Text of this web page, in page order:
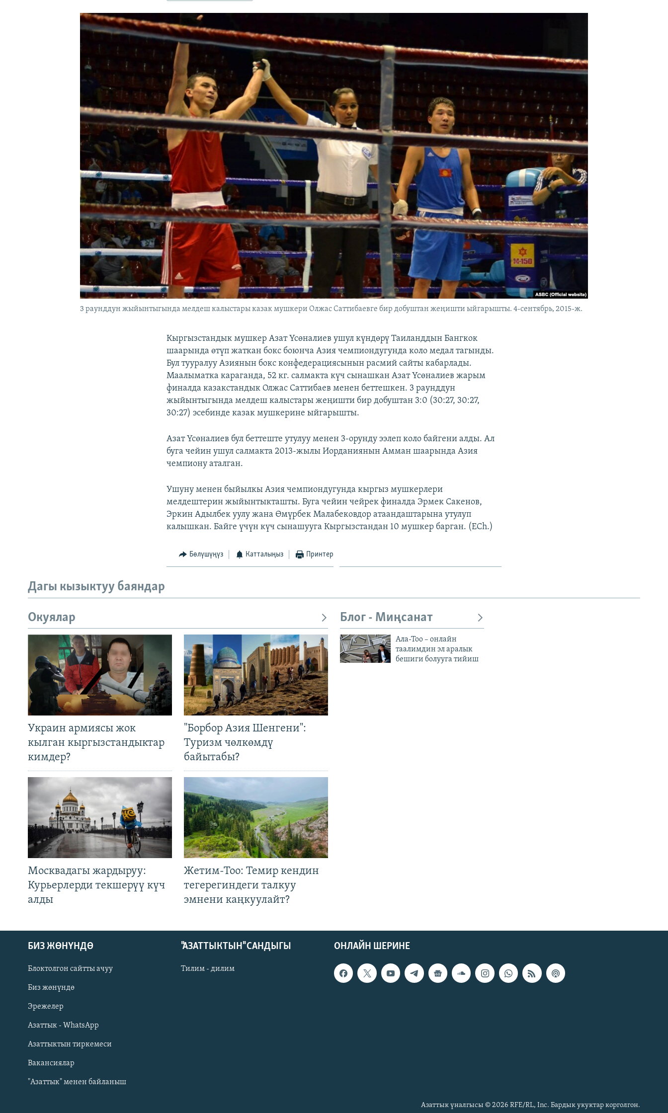
Русский
ОНЛАЙН ШЕРИНЕ
3 раунддун жыйынтыгында мелдеш калыстары казак мушкери Олжас Саттибаевге бир добуштан жеңишти ыйгарышты. 4-сентябрь, 2015-ж.
Кыргызстандык мушкер Азат Үсөналиев ушул күндөрү Таиланддын Бангкок
шаарында өтүп жаткан бокс боюнча Азия чемпиондугунда коло медал тагынды.
Бул тууралуу Азиянын бокс конфедерациясынын расмий сайты кабарлады.
Маалыматка караганда, 52 кг. салмакта күч сынашкан Азат Үсөналиев жарым
финалда казакстандык Олжас Саттибаев менен беттешкен. 3 раунддун
жыйынтыгында мелдеш калыстары жеңишти бир добуштан 3:0 (30:27, 30:27,
30:27) эсебинде казак мушкерине ыйгарышты.
Азат Үсөналиев бул беттеште утулуу менен 3-орунду ээлеп коло байгени алды. Ал
буга чейин ушул салмакта 2013-жылы Иорданиянын Амман шаарында Азия
чемпиону аталган.
Ушуну менен быйылкы Азия чемпиондугунда кыргыз мушкерлери
мелдештерин жыйынтыкташты. Буга чейин чейрек финалда Эрмек Сакенов,
Эркин Адылбек уулу жана Өмүрбек Малабековдор атаандаштарына утулуп
калышкан. Байге үчүн күч сынашууга Кыргызстандан 10 мушкер барган. (ECh.)
Бөлүшүңүз Катталыңыз Принтер
Дагы кызыктуу баяндар
Окуялар
Украин армиясы жок
кылган кыргызстандыктар
кимдер?
"Борбор Азия Шенгени":
Туризм чөлкөмдү
байытабы?
Москвадагы жардыруу:
Курьерлерди текшерүү күч
алды
Жетим-Тоо: Темир кендин
тегерегиндеги талкуу
эмнени каңкуулайт?
Блог - Миңсанат
Ала-Тоо – онлайн
таалимдин эл аралык
бешиги болууга тийиш
ОНЛАЙН ШЕРИНЕ
БИЗ ЖӨНҮНДӨ
Блоктолгон сайтты ачуу
Биз жөнүндө
Эрежелер
Азаттык - WhatsApp
Азаттыктын тиркемеси
Вакансиялар
"Азаттык" менен байланыш
"АЗАТТЫКТЫН" САНДЫГЫ
Тилим - дилим
Азаттык үналгысы © 2026 RFE/RL, Inc. Бардык укуктар корголгон.